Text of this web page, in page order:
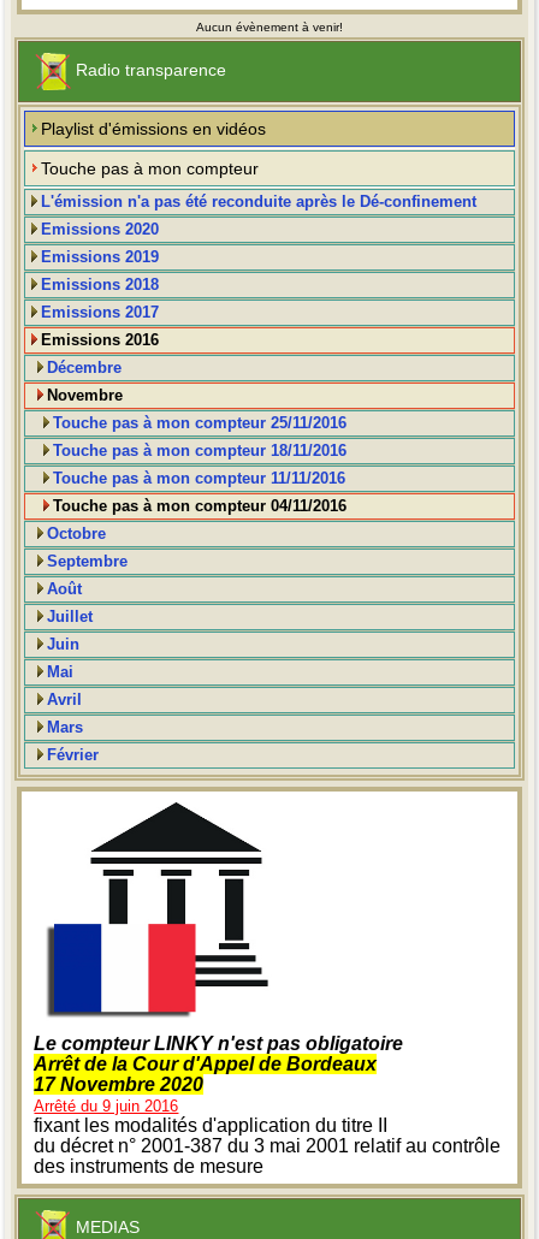
Aucun évènement à venir!
Radio transparence
Playlist d'émissions en vidéos
Touche pas à mon compteur
L'émission n'a pas été reconduite après le Dé-confinement
Emissions 2020
Emissions 2019
Emissions 2018
Emissions 2017
Emissions 2016
Décembre
Novembre
Touche pas à mon compteur 25/11/2016
Touche pas à mon compteur 18/11/2016
Touche pas à mon compteur 11/11/2016
Touche pas à mon compteur 04/11/2016
Octobre
Septembre
Août
Juillet
Juin
Mai
Avril
Mars
Février
Le compteur LINKY n'est pas obligatoire
Arrêt de la Cour d'Appel de Bordeaux
17 Novembre 2020
Arrêté du 9 juin 2016
fixant les modalités d'application du titre II
du décret n° 2001-387 du 3 mai 2001 relatif au contrôle
des instruments de mesure
MEDIAS